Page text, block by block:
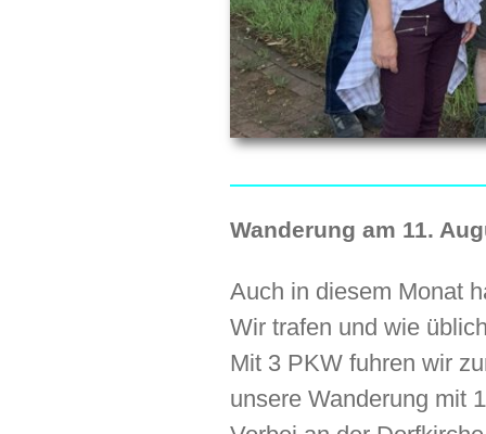
Wanderung am 11.
Auch in diesem Monat
Wir trafen und wie
Mit 3 PKW fuhren wir
unsere Wanderung mit